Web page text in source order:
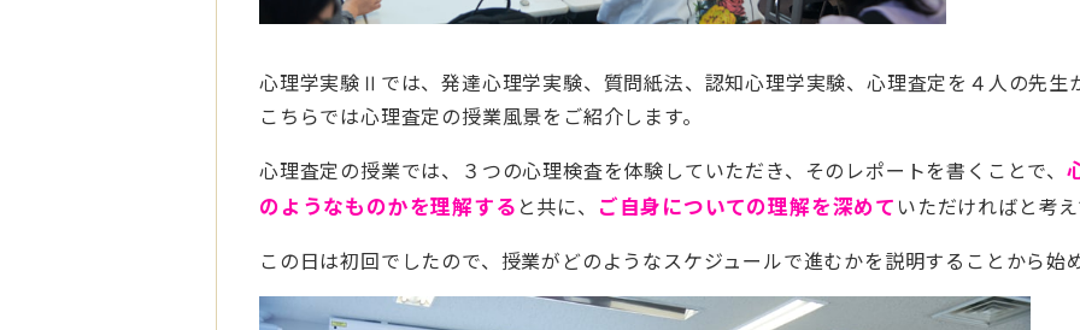
心理学実験Ⅱでは、発達心理学実験、質問紙法、認知心理学実験、心理査定を４人の先生
こちらでは心理査定の授業風景をご紹介します。
心理査定の授業では、３つの心理検査を体験していただき、そのレポートを書くことで、
のようなものかを理解する と共に、 ご自身についての理解を深めて いただければと考え
この日は初回でしたので、授業がどのようなスケジュールで進むかを説明することから始